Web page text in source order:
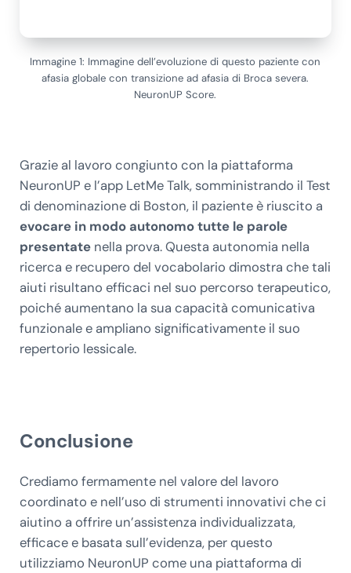
Immagine 1: Immagine dell’evoluzione di questo paziente con
afasia globale con transizione ad afasia di Broca severa.
NeuronUP Score.
Grazie al lavoro congiunto con la piattaforma
NeuronUP e l’app LetMe Talk, somministrando il Test
di denominazione di Boston, il paziente è riuscito a
evocare in modo autonomo tutte le parole
presentatenella prova. Questa autonomia nella
ricerca e recupero del vocabolario dimostra che tali
aiuti risultano efficaci nel suo percorso terapeutico,
poiché aumentano la sua capacità comunicativa
funzionale e ampliano significativamente il suo
repertorio lessicale.
Conclusione
Crediamo fermamente nel valore del lavoro
coordinato e nell’uso di strumenti innovativi che ci
aiutino a offrire un’assistenza individualizzata,
efficace e basata sull’evidenza, per questo
utilizziamo NeuronUP come una piattaforma di